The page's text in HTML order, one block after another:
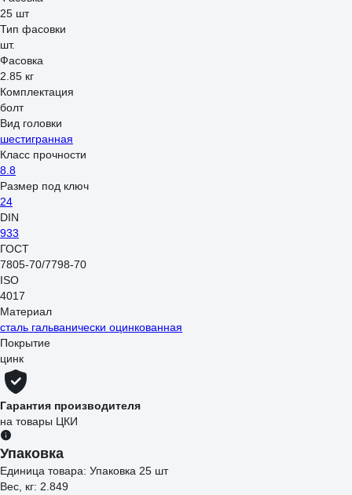
25 шт
Тип фасовки
шт.
Фасовка
2.85 кг
Комплектация
болт
Вид головки
шестигранная
Класс прочности
8.8
Размер под ключ
24
DIN
933
ГОСТ
7805-70/7798-70
ISO
4017
Материал
сталь гальванически оцинкованная
Покрытие
цинк
Гарантия производителя
на товары ЦКИ
Упаковка
Единица товара: Упаковка 25 шт
Вес, кг: 2.849